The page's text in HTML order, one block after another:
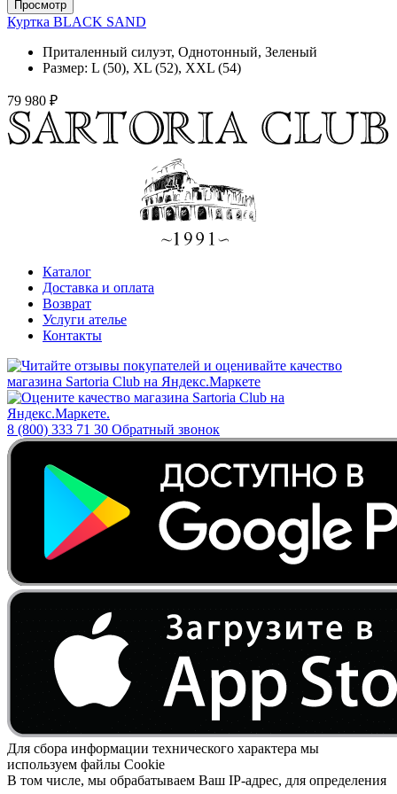
Просмотр
Куртка BLACK SAND
Приталенный силуэт, Однотонный, Зеленый
Размер: L (50), XL (52), XXL (54)
79 980 ₽
Каталог
Доставка и оплата
Возврат
Услуги ателье
Контакты
8 (800) 333 71 30 Обратный звонок
Для сбора информации технического характера мы
используем файлы Cookie
В том числе, мы обрабатываем Ваш IP-адрес, для определения